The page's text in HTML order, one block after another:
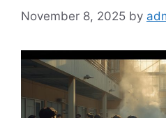
November 8, 2025 by